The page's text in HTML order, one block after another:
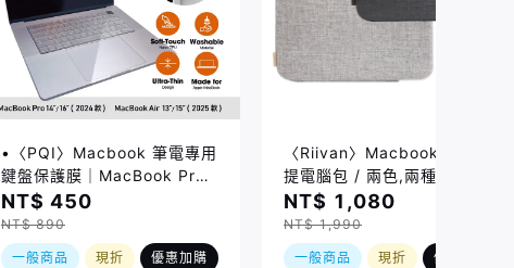
•〈PQI〉Macbook 筆電專用
鍵盤保護膜｜MacBook Pro
14/16吋 (2021-2026)、
MacBook Air 13/15吋
(2026) 適用
NT$ 450
NT$ 890
一般商品 現折 優惠加購
〈Riivan〉Macbook 防震手
提電腦包 / 兩色,兩種規格
NT$ 1,080
NT$ 1,990
一般商品 現折 優惠加購